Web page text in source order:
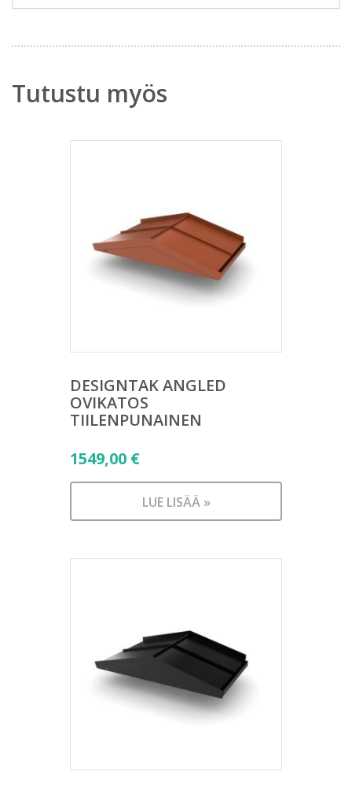
Tutustu myös
DESIGNTAK ANGLED
OVIKATOS
TIILENPUNAINEN
1549,00 €
LUE LISÄÄ »